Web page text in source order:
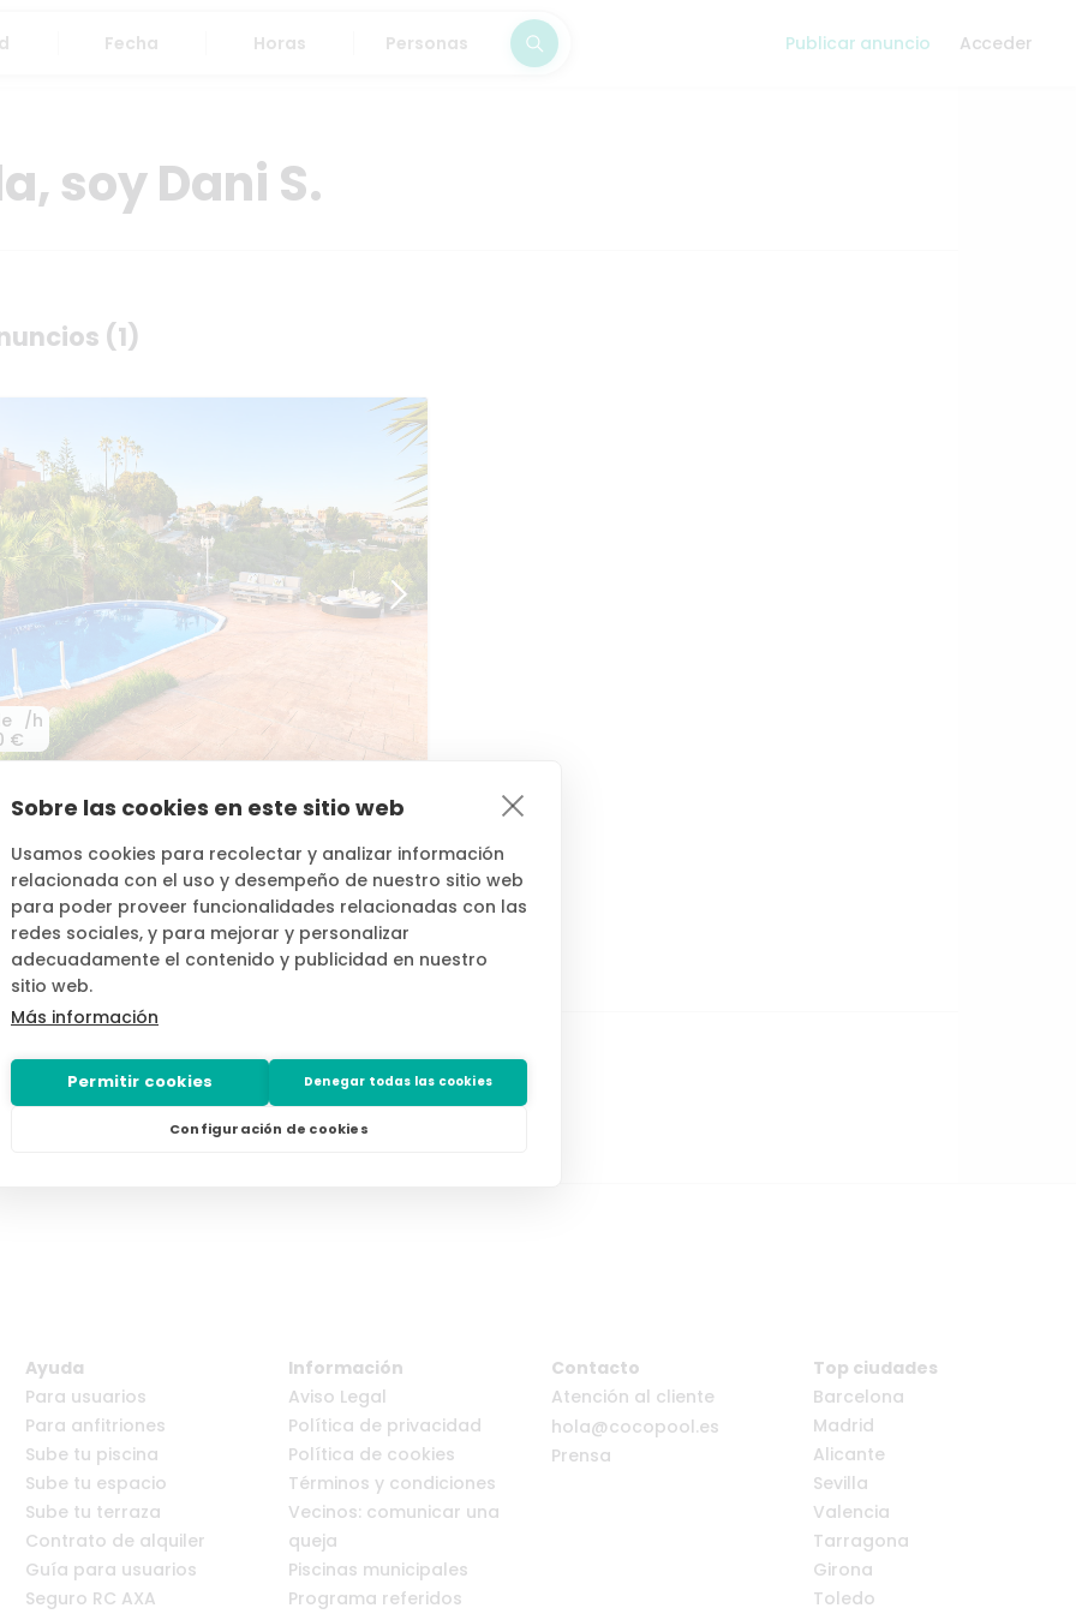
Sobre las cookies en este sitio web
Usamos cookies para recolectar y analizar información
relacionada con el uso y desempeño de nuestro sitio web
para poder proveer funcionalidades relacionadas con las
redes sociales, y para mejorar y personalizar
adecuadamente el contenido y publicidad en nuestro
sitio web.
Más información
Permitir cookies Denegar todas las cookies
Configuración de cookies
Fecha Horas Personas Buscar Publicar anuncio Acceder
soy Dani S.
(1)
€
/h
ydiversiónenAlginet: piscina​,​BBQy
Ayuda
Para usuarios
Para anfitriones
Sube tu piscina
Sube tu espacio
Sube tu terraza
Contrato de alquiler
Guía para usuarios
Seguro RC AXA
Información
Aviso Legal
Política de privacidad
Política de cookies
Términos y condiciones
Vecinos: comunicar una
queja
Piscinas municipales
Programa referidos
Contacto
Atención al cliente
hola@cocopool.es
Prensa
Top ciudades
Barcelona
Madrid
Alicante
Sevilla
Valencia
Tarragona
Girona
Toledo